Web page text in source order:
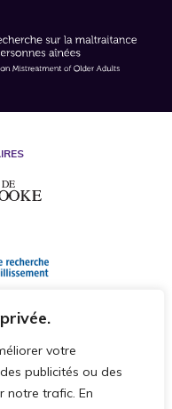
votre
publicités ou des
notre trafic. En